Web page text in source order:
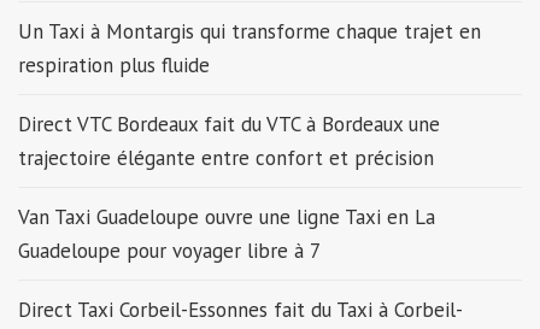
Un Taxi à Montargis qui transforme chaque trajet en
respiration plus fluide
Direct VTC Bordeaux fait du VTC à Bordeaux une
trajectoire élégante entre confort et précision
Van Taxi Guadeloupe ouvre une ligne Taxi en La
Guadeloupe pour voyager libre à 7
Direct Taxi Corbeil-Essonnes fait du Taxi à Corbeil-